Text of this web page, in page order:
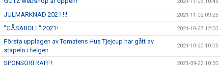
JULMARKNAD 2021 !!! 2021-11-02 09:25
"GÅSABOLL" 2021! 2021-10-27 12:00
Första upplagen av Tomatens Hus Tjejcup har gått av
stapeln i helgen
2021-10-20 10:05
SPONSORTRÄFF! 2021-09-22 10:30